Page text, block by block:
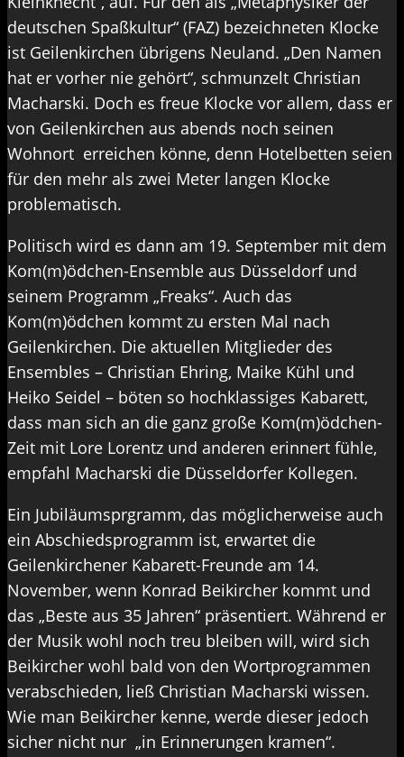
deutschen Spaßkultur“ (FAZ) bezeichneten Klocke
ist Geilenkirchen übrigens Neuland. „Den Namen
hat er vorher nie gehört“, schmunzelt Christian
Macharski. Doch es freue Klocke vor allem, dass er
von Geilenkirchen aus abends noch seinen
Wohnort erreichen könne, denn Hotelbetten seien
für den mehr als zwei Meter langen Klocke
problematisch.
Politisch wird es dann am 19. September mit dem
Kom(m)ödchen-Ensemble aus Düsseldorf und
seinem Programm „Freaks“. Auch das
Kom(m)ödchen kommt zu ersten Mal nach
Geilenkirchen. Die aktuellen Mitglieder des
Ensembles – Christian Ehring, Maike Kühl und
Heiko Seidel – böten so hochklassiges Kabarett,
dass man sich an die ganz große Kom(m)ödchen-
Zeit mit Lore Lorentz und anderen erinnert fühle,
empfahl Macharski die Düsseldorfer Kollegen.
Ein Jubiläumsprgramm, das möglicherweise auch
ein Abschiedsprogramm ist, erwartet die
Geilenkirchener Kabarett-Freunde am 14.
November, wenn Konrad Beikircher kommt und
das „Beste aus 35 Jahren“ präsentiert. Während er
der Musik wohl noch treu bleiben will, wird sich
Beikircher wohl bald von den Wortprogrammen
verabschieden, ließ Christian Macharski wissen.
Wie man Beikircher kenne, werde dieser jedoch
sicher nicht nur „in Erinnerungen kramen“.